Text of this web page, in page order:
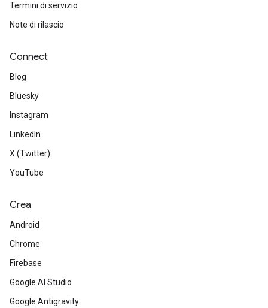
Termini di servizio
Note di rilascio
Connect
Blog
Bluesky
Instagram
LinkedIn
X (Twitter)
YouTube
Crea
Android
Chrome
Firebase
Google AI Studio
Google Antigravity